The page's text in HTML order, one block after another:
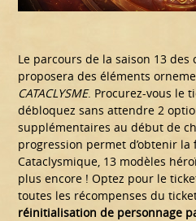
Le parcours de la saison 13
proposera des éléments
CATACLYSME. Procurez-vous le
débloquez sans attendre 2
supplémentaires au début de
progression permet d’obtenir
Cataclysmique, 13 modèles
plus encore ! Optez pour le
toutes les récompenses du
réinitialisation de personnage